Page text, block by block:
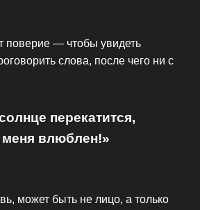
поверие — чтобы увидеть
слова, после чего ни с
перекатится,
меня влюблен!»
может быть не лицо, а только